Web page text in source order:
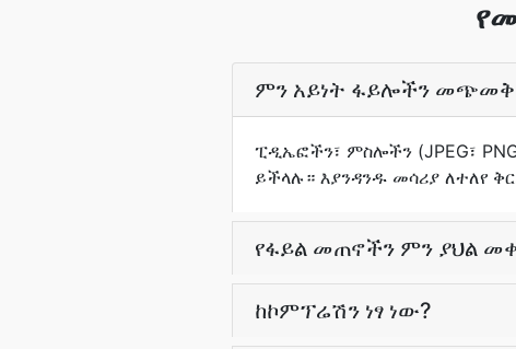
ምን አይነት ፋይሎችን መጭመቅ
ፒዲኤፎችን፣ ምስሎችን (JPEG፣
ይችላሉ። እያንዳንዱ መሳሪያ ለተለየ
የፋይል መጠኖችን ምን ያህል
ከኮምፕሬሽን ነፃ ነው?